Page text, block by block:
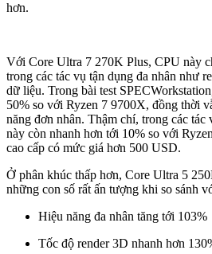
hơn.
Với Core Ultra 7 270K Plus, CPU này
trong các tác vụ tận dụng đa nhân như
dữ liệu. Trong bài test
50% so với Ryzen 7 9700X, đồng thời
năng đơn nhân. Thậm chí, trong các
này còn nhanh hơn tới 10% so với
cao cấp có mức giá hơn 500 USD.
Ở phân khúc thấp hơn, Core Ultra 5
những con số rất ấn tượng khi so sánh
Hiệu năng đa nhân tăng tới 103%
Tốc độ render 3D nhanh hơn